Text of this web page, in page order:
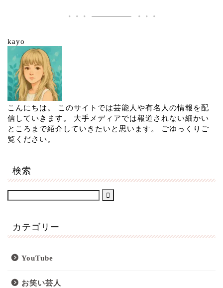
kayo
こんにちは。 このサイトでは芸能人や有名人の情報を配
信していきます。 大手メディアでは報道されない細かい
ところまで紹介していきたいと思います。 ごゆっくりご
覧ください。
検索
カテゴリー
YouTube
お笑い芸人